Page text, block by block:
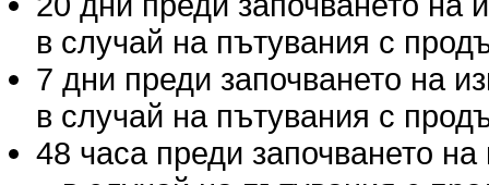
в случай на пътувания с
7 дни преди започването на
в случай на пътувания с
48 часа преди започването